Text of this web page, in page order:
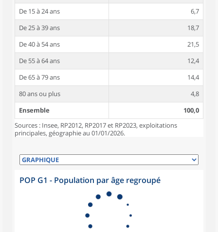
De 15 à 24 ans
6,7
De 25 à 39 ans
18,7
De 40 à 54 ans
21,5
De 55 à 64 ans
12,4
De 65 à 79 ans
14,4
80 ans ou plus
4,8
Ensemble
100,0
Sources : Insee, RP2012, RP2017 et RP2023, exploitations
principales, géographie au 01/01/2026.
POP G1 - Population par âge regroupé